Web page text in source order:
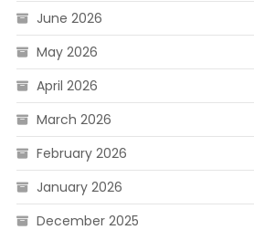
June 2026
May 2026
April 2026
March 2026
February 2026
January 2026
December 2025